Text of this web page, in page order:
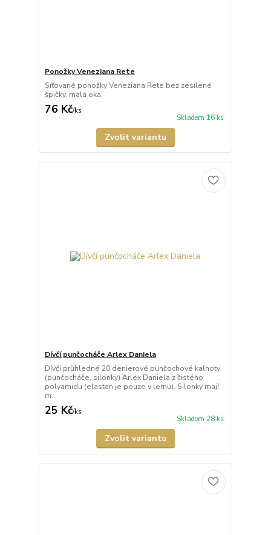
Ponožky Veneziana Rete
Síťované ponožky Veneziana Rete bez zesílené
špičky, malá oka.
76 Kč/ks
Skladem 16 ks
Zvolit variantu
Dívčí punčocháče Arlex Daniela
Dívčí průhledné 20 denierové punčochové kalhoty
(punčocháče, silonky) Arlex Daniela z čistého
polyamidu (elastan je pouze v lemu). Silonky mají
m...
25 Kč/ks
Skladem 28 ks
Zvolit variantu